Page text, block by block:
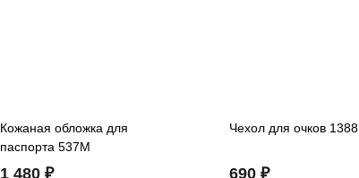
Кожаная обложка для
паспорта 537M
1 480 ₽
Чехол для очков 1388
690 ₽